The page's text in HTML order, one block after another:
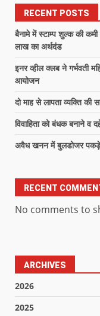
RECENT POSTS
बैनामे में स्टाम्प शुल्क की
लाख का अर्थदंड
इनर व्हील क्लब ने गर्भवती
आयोजन
दो माह से लापता व्यक्ति की
विवाहिता को बंधक बनाने व
अवैध खनन में बुलडोजर पकड़े
RECENT
No comments to
ARCHIVES
2026
2025